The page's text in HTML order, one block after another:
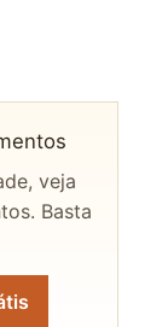
veja
Basta